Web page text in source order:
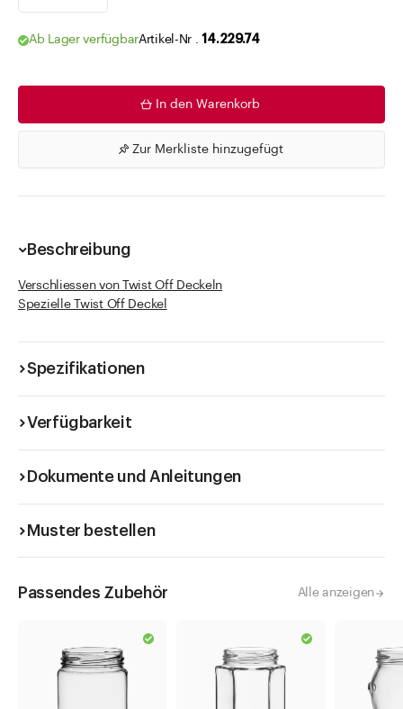
Ab Lager verfügbarArtikel-Nr . 14.229.74
In den Warenkorb
Zur Merkliste hinzugefügt
Beschreibung
Verschliessen von Twist Off Deckeln
Spezielle Twist Off Deckel
Spezifikationen
Verfügbarkeit
Dokumente und Anleitungen
Muster bestellen
Passendes Zubehör Alle anzeigen